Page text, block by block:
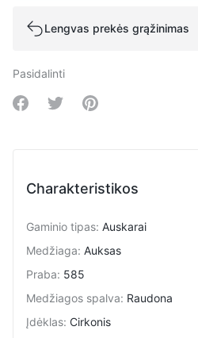
Lengvas prekės grąžinimas
Pasidalinti
Share on Facebook
Share on Twitter
Share on Pinterest
Charakteristikos
Gaminio tipas: Auskarai
Medžiaga: Auksas
Praba: 585
Medžiagos spalva: Raudona
Įdėklas: Cirkonis